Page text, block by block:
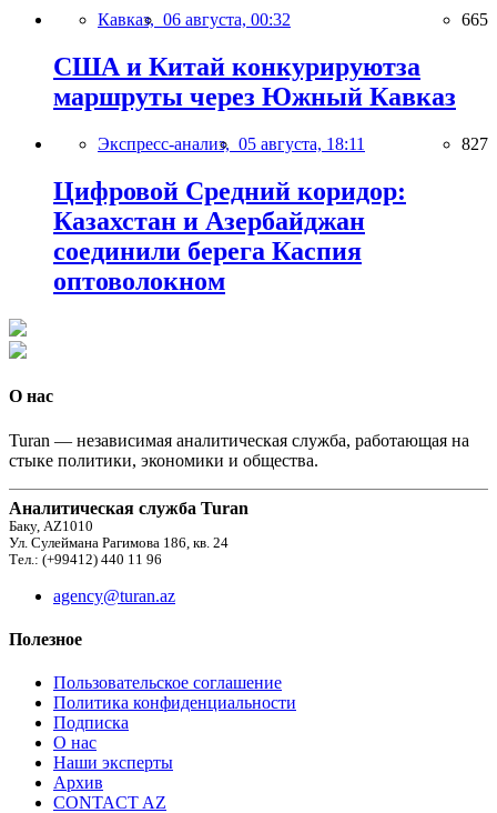
Кавказ, 06 августа, 00:32 665
США и Китай конкурируютза
маршруты через Южный Кавказ
Экспресс-анализ, 05 августа, 18:11 827
Цифровой Средний коридор:
Казахстан и Азербайджан
соединили берега Каспия
оптоволокном
О нас
Turan — независимая аналитическая служба, работающая на
стыке политики, экономики и общества.
Аналитическая служба Turan
Баку, AZ1010
Ул. Сулеймана Рагимова 186, кв. 24
Тел.: (+99412) 440 11 96
agency@turan.az
Полезное
Пользовательское соглашение
Политика конфиденциальности
Подписка
О нас
Наши эксперты
Архив
CONTACT AZ